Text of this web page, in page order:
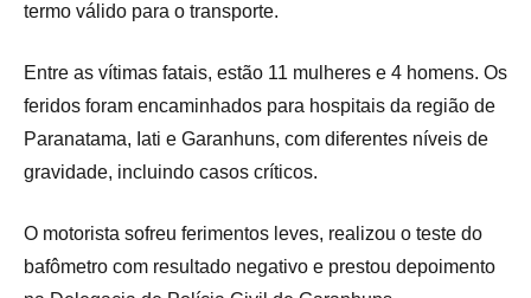
termo válido para o transporte.
Entre as vítimas fatais, estão 11 mulheres e 4 homens. Os
feridos foram encaminhados para hospitais da região de
Paranatama, Iati e Garanhuns, com diferentes níveis de
gravidade, incluindo casos críticos.
O motorista sofreu ferimentos leves, realizou o teste do
bafômetro com resultado negativo e prestou depoimento